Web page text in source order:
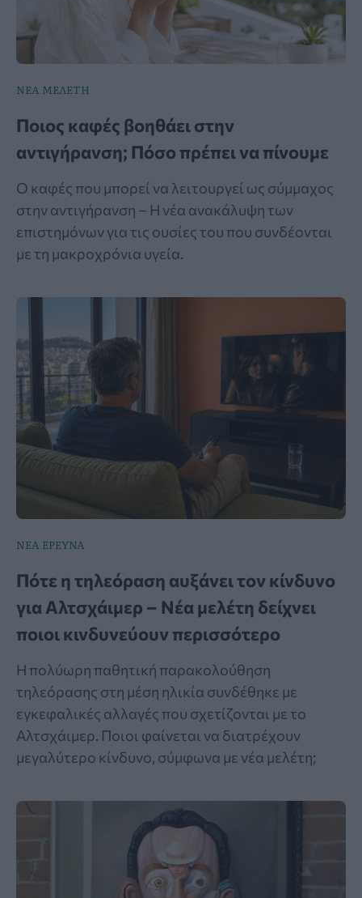
ΝΕΑ ΜΕΛΕΤΗ
Ποιος καφές βοηθάει στην
αντιγήρανση; Πόσο πρέπει να πίνουμε
Ο καφές που μπορεί να λειτουργεί ως σύμμαχος
στην αντιγήρανση – Η νέα ανακάλυψη των
επιστημόνων για τις ουσίες του που συνδέονται
με τη μακροχρόνια υγεία.
ΝΕΑ ΕΡΕΥΝΑ
Πότε η τηλεόραση αυξάνει τον κίνδυνο
για Αλτσχάιμερ – Νέα μελέτη δείχνει
ποιοι κινδυνεύουν περισσότερο
Η πολύωρη παθητική παρακολούθηση
τηλεόρασης στη μέση ηλικία συνδέθηκε με
εγκεφαλικές αλλαγές που σχετίζονται με το
Αλτσχάιμερ. Ποιοι φαίνεται να διατρέχουν
μεγαλύτερο κίνδυνο, σύμφωνα με νέα μελέτη;